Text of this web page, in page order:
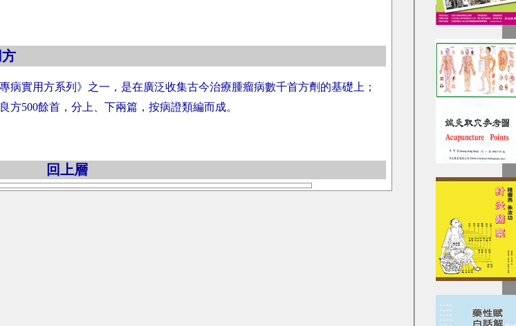
病實用方系列》之一，是在廣泛收集古今治療腫瘤病數千首方劑的基礎上；
方500餘首，分上、下兩篇，按病證類編而成。
回上層